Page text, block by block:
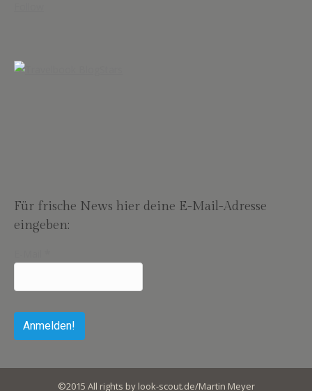
Für frische News hier deine E-Mail-Adresse
eingeben:
©2015 All rights by look-scout.de/Martin Meyer